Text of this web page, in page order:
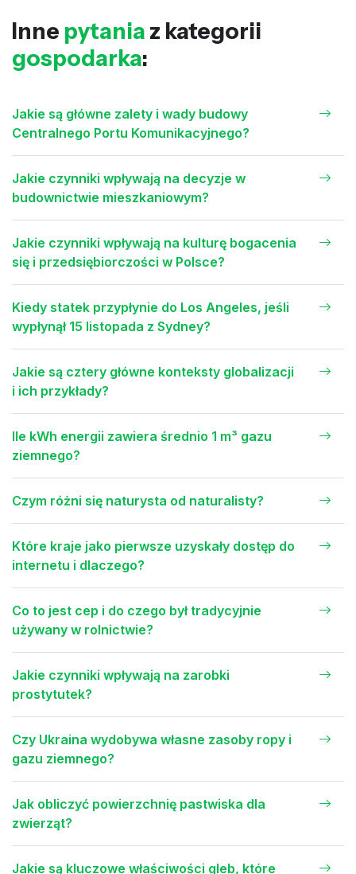
Inne pytania z kategorii
gospodarka:
Jakie są główne zalety i wady budowy
Centralnego Portu Komunikacyjnego?
Jakie czynniki wpływają na decyzje w
budownictwie mieszkaniowym?
Jakie czynniki wpływają na kulturę bogacenia
się i przedsiębiorczości w Polsce?
Kiedy statek przypłynie do Los Angeles, jeśli
wypłynął 15 listopada z Sydney?
Jakie są cztery główne konteksty globalizacji
i ich przykłady?
Ile kWh energii zawiera średnio 1 m³ gazu
ziemnego?
Czym różni się naturysta od naturalisty?
Które kraje jako pierwsze uzyskały dostęp do
internetu i dlaczego?
Co to jest cep i do czego był tradycyjnie
używany w rolnictwie?
Jakie czynniki wpływają na zarobki
prostytutek?
Czy Ukraina wydobywa własne zasoby ropy i
gazu ziemnego?
Jak obliczyć powierzchnię pastwiska dla
zwierząt?
Jakie są kluczowe właściwości gleb, które